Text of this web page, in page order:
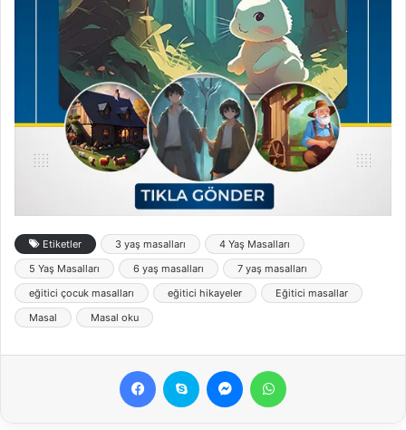
Etiketler 3 yaş masalları
4 Yaş Masalları
5 Yaş Masalları
6 yaş masalları
7 yaş masalları
eğitici çocuk masalları
eğitici hikayeler
Eğitici masallar
Masal
Masal oku
FacebookSkype Messenger